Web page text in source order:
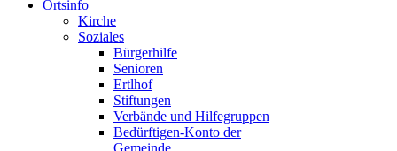
Ortsinfo
Kirche
Soziales
Bürgerhilfe
Senioren
Ertlhof
Stiftungen
Verbände und Hilfegruppen
Bedürftigen-Konto der
Gemeinde